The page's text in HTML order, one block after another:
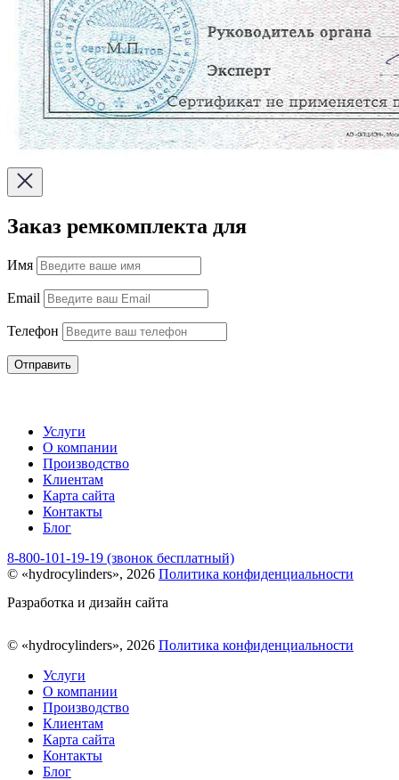
Заказ ремкомплекта для
Имя
Email
Телефон
Отправить
Услуги
О компании
Производство
Клиентам
Карта сайта
Контакты
Блог
8-800-101-19-19 (звонок бесплатный)
© «hydrocylinders», 2026 Политика конфиденциальности
Разработка и дизайн сайта
© «hydrocylinders», 2026 Политика конфиденциальности
Услуги
О компании
Производство
Клиентам
Карта сайта
Контакты
Блог